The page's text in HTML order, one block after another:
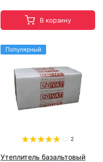
В корзину
Популярный
2
Утеплитель базальтовый